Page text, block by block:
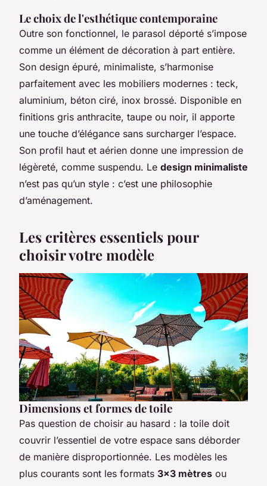
Le choix de l'esthétique contemporaine
Outre son fonctionnel, le parasol déporté s’impose
comme un élément de décoration à part entière.
Son design épuré, minimaliste, s’harmonise
parfaitement avec les mobiliers modernes : teck,
aluminium, béton ciré, inox brossé. Disponible en
finitions gris anthracite, taupe ou noir, il apporte
une touche d’élégance sans surcharger l’espace.
Son profil haut et aérien donne une impression de
légèreté, comme suspendu. Le design minimaliste
n’est pas qu’un style : c’est une philosophie
d’aménagement.
Les critères essentiels pour
choisir votre modèle
Dimensions et formes de toile
Pas question de choisir au hasard : la toile doit
couvrir l’essentiel de votre espace sans déborder
de manière disproportionnée. Les modèles les
plus courants sont les formats 3x3 mètres ou